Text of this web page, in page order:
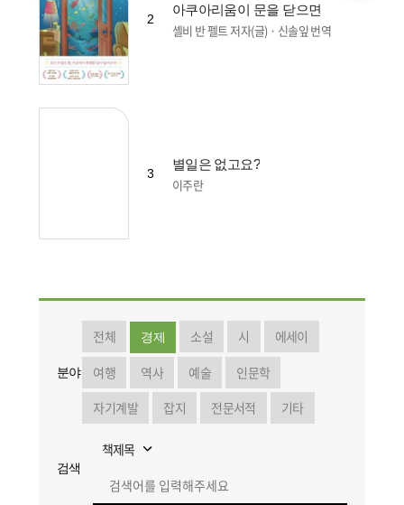
2
아쿠아리움이 문을 닫으면
셸비 반 펠트 저자(글) · 신솔잎 번역
3
별일은 없고요?
이주란
분야
전체 경제 소설 시
에세이
여행
역사 예술
인문학
자기계발
잡지 전문서적 기타
검색